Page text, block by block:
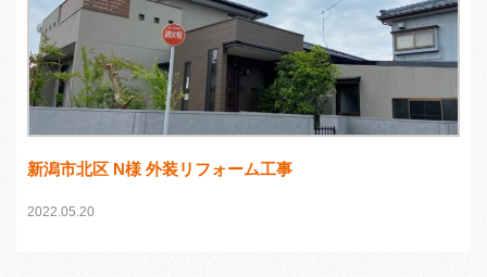
新潟市北区 N様 外装リフォーム工事
2022.05.20